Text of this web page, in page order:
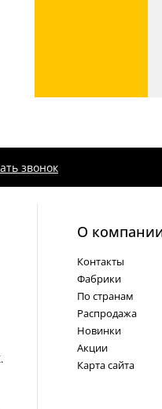
звонок
.
О
Контакты
Фабрики
По странам
Распродажа
Новинки
Акции
Карта сайта